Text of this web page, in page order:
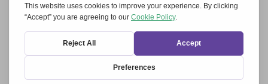
Foto: Ursula Haaf (©Together for Europe)